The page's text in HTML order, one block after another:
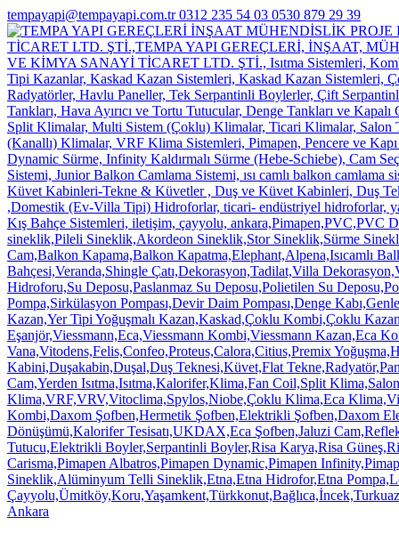
tempayapi@tempayapi.com.tr0312 235 54 03 0530 879 29 39